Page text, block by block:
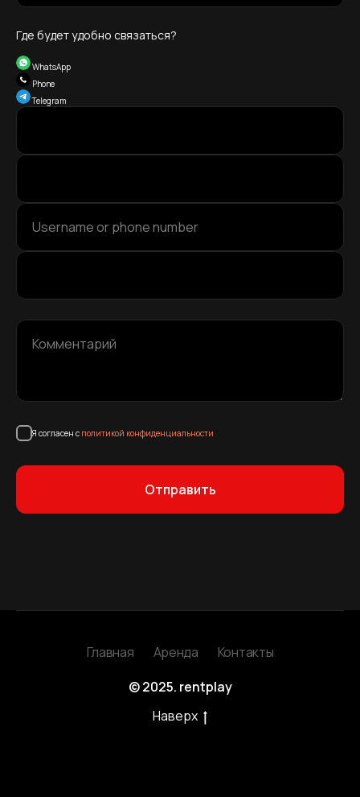
Где будет удобно связаться?
WhatsApp
Phone
Telegram
Username or phone number
Комментарий
Я согласен с политикой конфиденциальности
Отправить
Главная Аренда
Контакты
© 2025. rentplay
Наверх